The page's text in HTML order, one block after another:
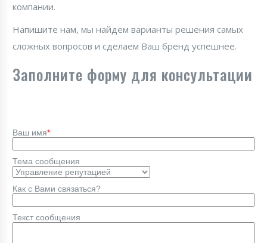
компании.
Напишите нам, мы найдем варианты решения самых
сложных вопросов и сделаем Ваш бренд успешнее.
Заполните форму для консультации
Ваш имя*
Тема сообщения
Как с Вами связаться?
Текст сообщения